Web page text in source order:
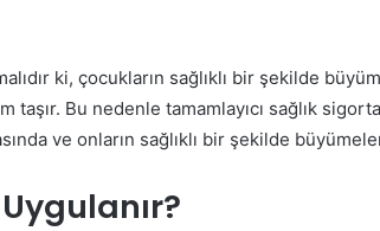
ki, çocukların sağlıklı bir şekilde
taşır. Bu nedenle tamamlayıcı sağlık
ve onların sağlıklı bir şekilde